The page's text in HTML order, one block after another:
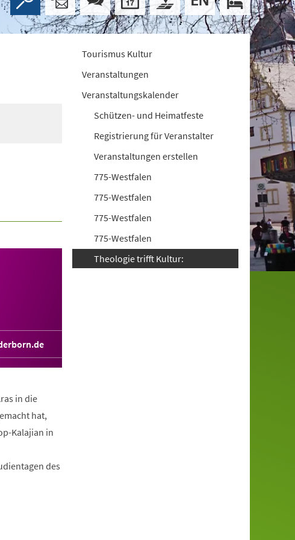
in die
hat,
Kalajian in
des
Tourismus Kultur
Veranstaltungen
Veranstaltungskalender
Schützen- und Heimatfeste
Registrierung für Veranstalter
Veranstaltungen erstellen
775-Westfalen
775-Westfalen
775-Westfalen
775-Westfalen
Theologie trifft Kultur: